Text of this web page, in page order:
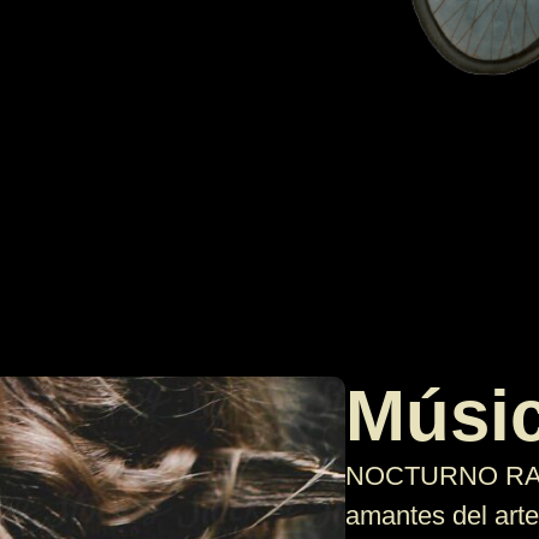
NOCTURNO
amantes del